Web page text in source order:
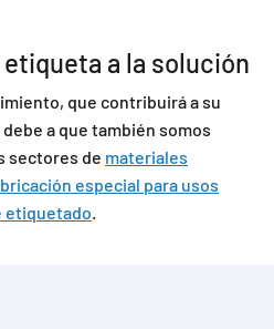
etiqueta a la solución
que contribuirá a su
a que también somos
sectores de materiales
especial para usos
etiquetado.